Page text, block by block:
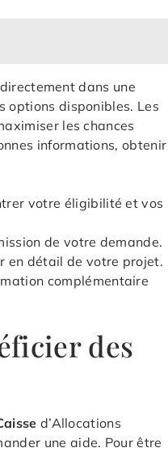
dans une
options disponibles. Les
les chances
informations, obtenir
votre éligibilité et vos
de votre demande.
en détail de votre projet.
complémentaire
des
d’Allocations
une aide. Pour être